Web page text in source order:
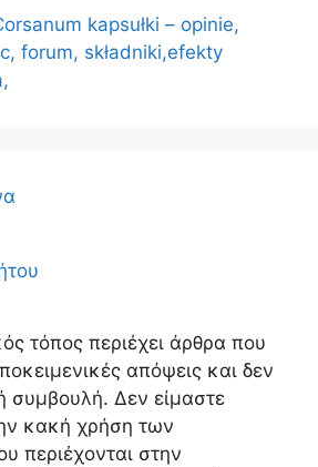
kapsułki – opinie,
forum, składniki,efekty
τόπος περιέχει άρθρα που
απόψεις και δεν
συμβουλή. Δεν είμαστε
κακή χρήση των
περιέχονται στην